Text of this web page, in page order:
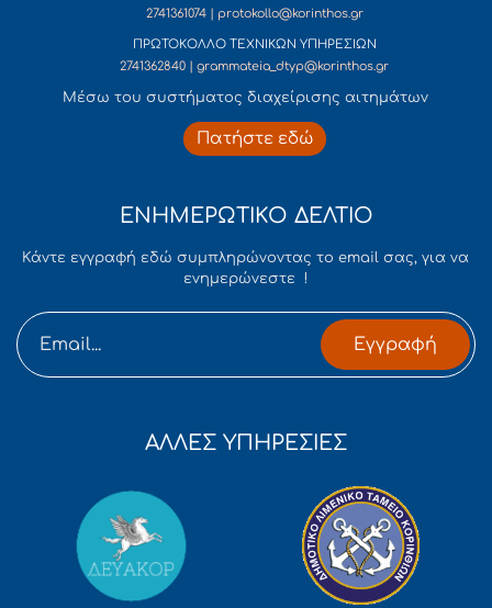
2741361074 | protokollo@korinthos.gr
ΠΡΩΤΟΚΟΛΛΟ ΤΕΧΝΙΚΩΝ ΥΠΗΡΕΣΙΩΝ
2741362840 | grammateia_dtyp@korinthos.gr
Mέσω του συστήματος διαχείρισης αιτημάτων
Πατήστε εδώ
ΕΝΗΜΕΡΩΤΙΚΟ ΔΕΛΤΙΟ
Κάντε εγγραφή εδώ συμπληρώνοντας το email σας, για να
ενημερώνεστε !
Εγγραφή
ΑΛΛΕΣ ΥΠΗΡΕΣΙΕΣ